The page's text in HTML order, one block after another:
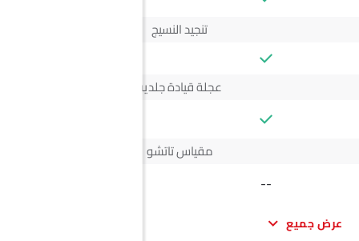
تنجيد النسيج
عجلة قيادة جلدية
مقياس تاتشو
--
عرض جميع